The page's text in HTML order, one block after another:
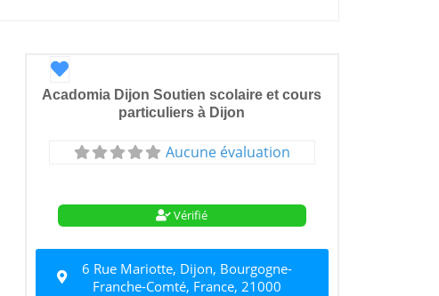
Favori
Acadomia Dijon Soutien scolaire et cours
particuliers à Dijon
Aucune évaluation
Vérifié
6 Rue Mariotte, Dijon, Bourgogne-
Franche-Comté, France, 21000